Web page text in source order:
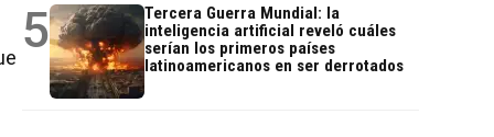
5
Tercera Guerra Mundial: la
inteligencia artificial reveló cuáles
serían los primeros países
latinoamericanos en ser derrotados